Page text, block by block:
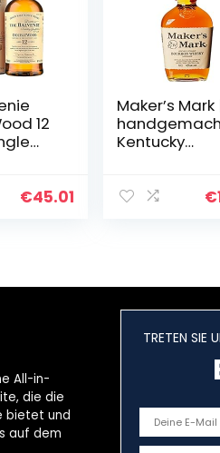
12
für
€45.01
Maker’s Mark
Kentucky
weicher und€
All-in-
die die
bietet und
auf dem
TRETEN SIE